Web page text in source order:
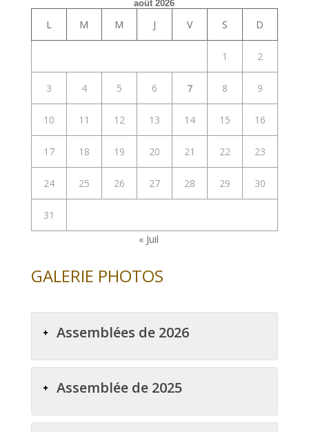
août 2026
L M M J V S D
1 2
3 4 5 6 7 8 9
10 11 12 13 14 15 16
17 18 19 20 21 22 23
24 25 26 27 28 29 30
31
« Juil
GALERIE PHOTOS
Assemblées de 2026
Assemblée de 2025